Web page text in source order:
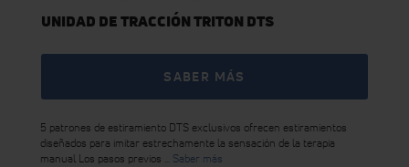
UNIDAD DE TRACCIÓN TRITON DTS
SABER MÁS
5 patrones de estiramiento DTS exclusivos ofrecen estiramientos
diseñados para imitar estrechamente la sensación de la terapia
manual Los pasos previos ... Saber más